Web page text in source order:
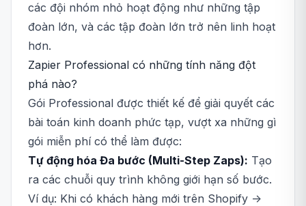
các đội nhóm nhỏ hoạt động như những tập
đoàn lớn, và các tập đoàn lớn trở nên linh hoạt
hơn.
Zapier Professional có những tính năng đột
phá nào?
Gói Professional được thiết kế để giải quyết các
bài toán kinh doanh phức tạp, vượt xa những gì
gói miễn phí có thể làm được:
Tự động hóa Đa bước (Multi-Step Zaps): Tạo
ra các chuỗi quy trình không giới hạn số bước.
Ví dụ: Khi có khách hàng mới trên Shopify ->